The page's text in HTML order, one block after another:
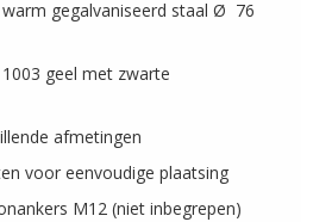
gegalvaniseerd staal Ø 76
geel met zwarte
afmetingen
voor eenvoudige plaatsing
M12 (niet inbegrepen)